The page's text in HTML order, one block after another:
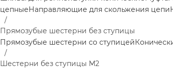
цепныеНаправляющие для скольжения цепи
Прямозубые шестерни без ступицы
Прямозубые шестерни со ступицей
Шестерни без ступицы М2